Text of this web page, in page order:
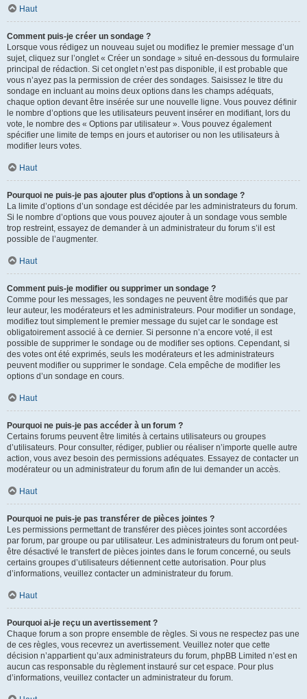
Haut
Comment puis-je créer un sondage ?
Lorsque vous rédigez un nouveau sujet ou modifiez le premier message d’un
sujet, cliquez sur l’onglet « Créer un sondage » situé en-dessous du formulaire
principal de rédaction. Si cet onglet n’est pas disponible, il est probable que
vous n’ayez pas la permission de créer des sondages. Saisissez le titre du
sondage en incluant au moins deux options dans les champs adéquats,
chaque option devant être insérée sur une nouvelle ligne. Vous pouvez définir
le nombre d’options que les utilisateurs peuvent insérer en modifiant, lors du
vote, le nombre des « Options par utilisateur ». Vous pouvez également
spécifier une limite de temps en jours et autoriser ou non les utilisateurs à
modifier leurs votes.
Haut
Pourquoi ne puis-je pas ajouter plus d’options à un sondage ?
La limite d’options d’un sondage est décidée par les administrateurs du forum.
Si le nombre d’options que vous pouvez ajouter à un sondage vous semble
trop restreint, essayez de demander à un administrateur du forum s’il est
possible de l’augmenter.
Haut
Comment puis-je modifier ou supprimer un sondage ?
Comme pour les messages, les sondages ne peuvent être modifiés que par
leur auteur, les modérateurs et les administrateurs. Pour modifier un sondage,
modifiez tout simplement le premier message du sujet car le sondage est
obligatoirement associé à ce dernier. Si personne n’a encore voté, il est
possible de supprimer le sondage ou de modifier ses options. Cependant, si
des votes ont été exprimés, seuls les modérateurs et les administrateurs
peuvent modifier ou supprimer le sondage. Cela empêche de modifier les
options d’un sondage en cours.
Haut
Pourquoi ne puis-je pas accéder à un forum ?
Certains forums peuvent être limités à certains utilisateurs ou groupes
d’utilisateurs. Pour consulter, rédiger, publier ou réaliser n’importe quelle autre
action, vous avez besoin des permissions adéquates. Essayez de contacter un
modérateur ou un administrateur du forum afin de lui demander un accès.
Haut
Pourquoi ne puis-je pas transférer de pièces jointes ?
Les permissions permettant de transférer des pièces jointes sont accordées
par forum, par groupe ou par utilisateur. Les administrateurs du forum ont peut-
être désactivé le transfert de pièces jointes dans le forum concerné, ou seuls
certains groupes d’utilisateurs détiennent cette autorisation. Pour plus
d’informations, veuillez contacter un administrateur du forum.
Haut
Pourquoi ai-je reçu un avertissement ?
Chaque forum a son propre ensemble de règles. Si vous ne respectez pas une
de ces règles, vous recevrez un avertissement. Veuillez noter que cette
décision n’appartient qu’aux administrateurs du forum, phpBB Limited n’est en
aucun cas responsable du règlement instauré sur cet espace. Pour plus
d’informations, veuillez contacter un administrateur du forum.